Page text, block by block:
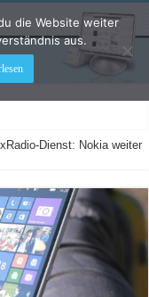
Dienst: Nokia weiter
die Website weiter
aus.